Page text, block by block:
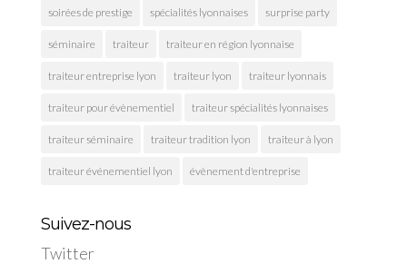
soirées de prestige spécialités lyonnaises surprise party
séminaire traiteur traiteur en région lyonnaise
traiteur entreprise lyon traiteur lyon traiteur lyonnais
traiteur pour évènementiel traiteur spécialités lyonnaises
traiteur séminaire traiteur tradition lyon traiteur à lyon
traiteur événementiel lyon évènement d'entreprise
Suivez-nous
Twitter